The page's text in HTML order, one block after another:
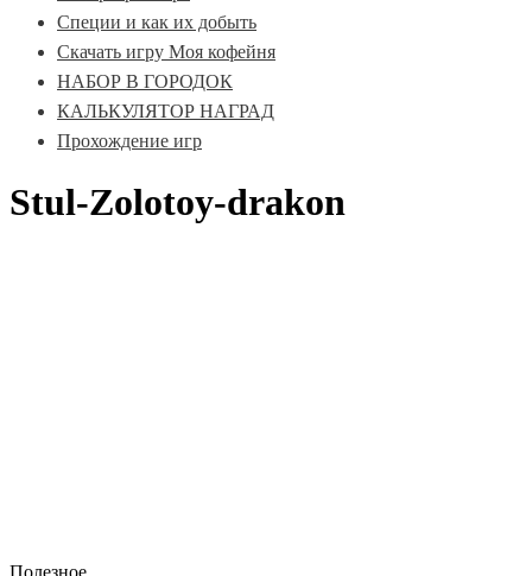
Специи и как их добыть
Скачать игру Моя кофейня
НАБОР В ГОРОДОК
КАЛЬКУЛЯТОР НАГРАД
Прохождение игр
Stul-Zolotoy-drakon
Полезное